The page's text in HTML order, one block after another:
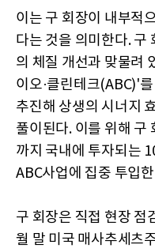
이는 구 회장이 내부적
다는 것을 의미한다. 구
의 체질 개선과 맞물려
이오·클린테크(ABC)'
추진해 상생의 시너지
풀이된다. 이를 위해 구
까지 국내에 투자되는
ABC사업에 집중 투입
구 회장은 직접 현장 점
월 말 미국 매사추세츠